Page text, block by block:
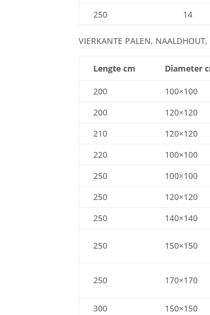
250
14
VIERKANTE PALEN, NAALDHOUT,
Lengte cm Diameter
200 100×100
200
120×120
210
120×120
220
100×100
250
100×100
250
120×120
250
140×140
250 150×150
250 170×170
300
150×150